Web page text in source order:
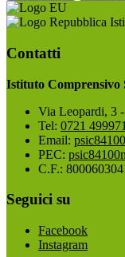
Contatti
Istituto Comprensivo
Via Leopardi, 3
Tel: 0721 499971
Email:
PEC:
C.F.:
Seguici su
Facebook
Instagram